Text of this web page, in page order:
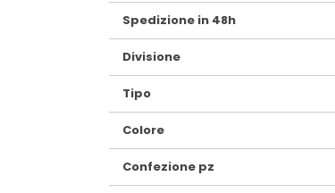
Spedizione in 48h
Divisione
Tipo
Colore
Confezione pz